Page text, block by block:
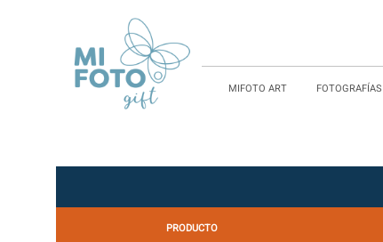
MIFOTO ART FOTOGRAFÍAS
PRODUCTO